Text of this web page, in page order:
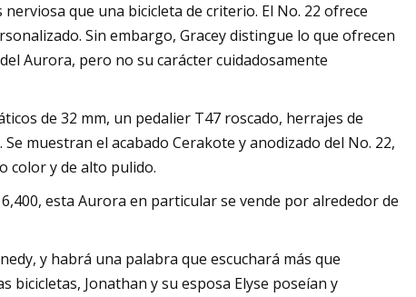
que una bicicleta de criterio. El No. 22 ofrece
Sin embargo, Gracey distingue lo que ofrecen
Aurora, pero no su carácter cuidadosamente
de 32 mm, un pedalier T47 roscado, herrajes de
muestran el acabado Cerakote y anodizado del No. 22,
color y de alto pulido.
esta Aurora en particular se vende por alrededor de
y habrá una palabra que escuchará más que
Jonathan y su esposa Elyse poseían y